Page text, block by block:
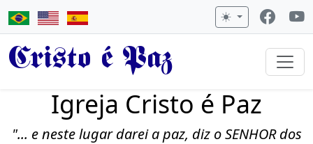
Cristo é Paz
Igreja Cristo é Paz
"... e neste lugar darei a paz, diz o SENHOR dos